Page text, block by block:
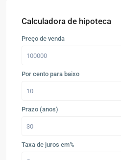
Calculadora de hipoteca
Preço de venda
Por cento para baixo
Prazo (anos)
Taxa de juros em%